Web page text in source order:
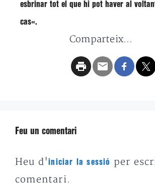
esbrinar tot el que hi pot haver al
cas«.
Comparteix...
Feu un comentari
Heu d'iniciar la sessió
per
comentari.